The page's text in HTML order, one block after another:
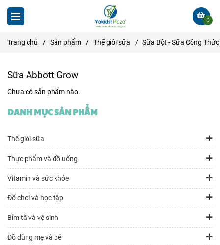
0
Trang chủ / Sản phẩm / Thế giới sữa / Sữa Bột - Sữa Công Thức
Sữa Abbott Grow
Chưa có sản phẩm nào.
DANH MỤC SẢN PHẨM
Thế giới sữa
Thực phẩm và đồ uống
Vitamin và sức khỏe
Đồ chơi và học tập
Bỉm tã và vệ sinh
Đồ dùng mẹ và bé